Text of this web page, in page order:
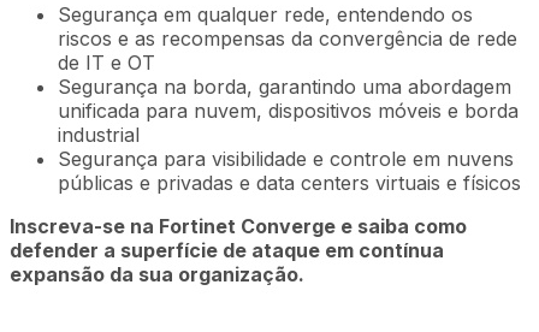
Segurança em qualquer rede, entendendo os
riscos e as recompensas da convergência de rede
de IT e OT
Segurança na borda, garantindo uma abordagem
unificada para nuvem, dispositivos móveis e borda
industrial
Segurança para visibilidade e controle em nuvens
públicas e privadas e data centers virtuais e físicos
Inscreva-se na Fortinet Converge e saiba como
defender a superfície de ataque em contínua
expansão da sua organização.